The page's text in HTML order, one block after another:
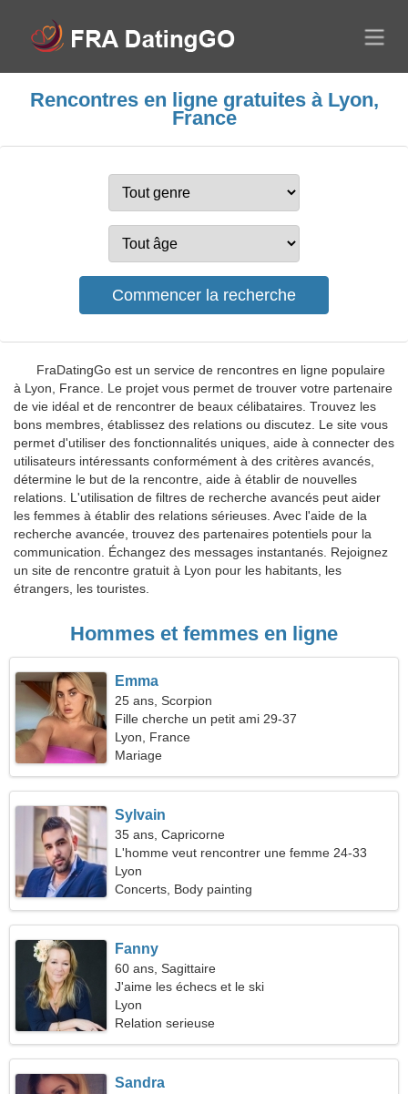
Rencontres en ligne gratuites à Lyon,
France
FraDatingGo est un service de rencontres en ligne populaire
à Lyon, France. Le projet vous permet de trouver votre partenaire
de vie idéal et de rencontrer de beaux célibataires. Trouvez les
bons membres, établissez des relations ou discutez. Le site vous
permet d'utiliser des fonctionnalités uniques, aide à connecter des
utilisateurs intéressants conformément à des critères avancés,
détermine le but de la rencontre, aide à établir de nouvelles
relations. L'utilisation de filtres de recherche avancés peut aider
les femmes à établir des relations sérieuses. Avec l'aide de la
recherche avancée, trouvez des partenaires potentiels pour la
communication. Échangez des messages instantanés. Rejoignez
un site de rencontre gratuit à Lyon pour les habitants, les
étrangers, les touristes.
Hommes et femmes en ligne
Emma
25 ans, Scorpion
Fille cherche un petit ami 29-37
Lyon, France
Mariage
Sylvain
35 ans, Capricorne
L'homme veut rencontrer une femme 24-33
Lyon
Concerts, Body painting
Fanny
60 ans, Sagittaire
J'aime les échecs et le ski
Lyon
Relation serieuse
Sandra